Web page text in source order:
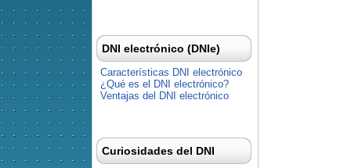
DNI electrónico (DNIe)
Características DNI electrónico
¿Qué es el DNI electrónico?
Ventajas del DNI electrónico
Curiosidades del DNI